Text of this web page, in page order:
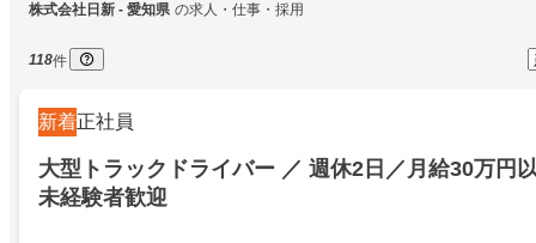
株式会社日新 - 愛知県 の求人・仕事・採用
118件
新着正社員
大型トラックドライバー ／ 週休2日／月給30万円
未経験者歓迎